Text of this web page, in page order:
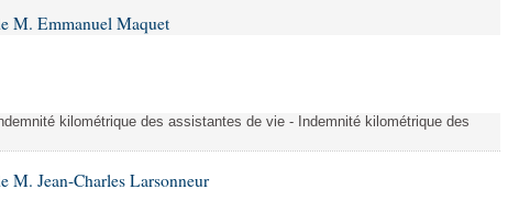
M. Emmanuel Maquet
kilométrique des assistantes de vie - Indemnité kilométrique des
M. Jean-Charles Larsonneur